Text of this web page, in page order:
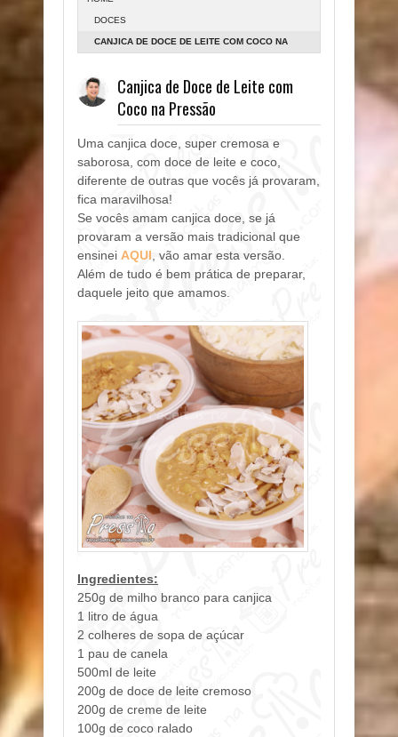
DOCES
CANJICA DE DOCE DE LEITE COM COCO NA
Canjica de Doce de Leite com
Coco na Pressão
Uma canjica doce, super cremosa e
saborosa, com doce de leite e coco,
diferente de outras que vocês já provaram,
fica maravilhosa!
Se vocês amam canjica doce, se já
provaram a versão mais tradicional que
ensinei AQUI, vão amar esta versão.
Além de tudo é bem prática de preparar,
daquele jeito que amamos.
Ingredientes:
250g de milho branco para canjica
1 litro de água
2 colheres de sopa de açúcar
1 pau de canela
500ml de leite
200g de doce de leite cremoso
200g de creme de leite
100g de coco ralado